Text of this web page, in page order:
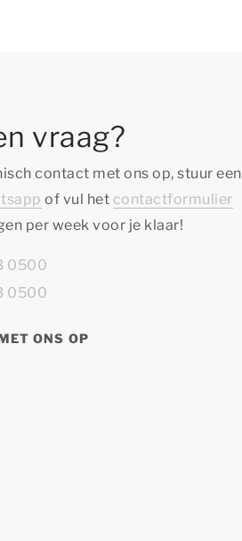
vraag?
contact met ons op, stuur een
of vul het contactformulier
per week voor je klaar!
0500
0500
ONS OP